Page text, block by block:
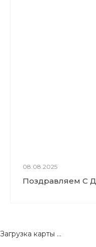
08.08.2025
Поздравляем С
Загрузка карты ...